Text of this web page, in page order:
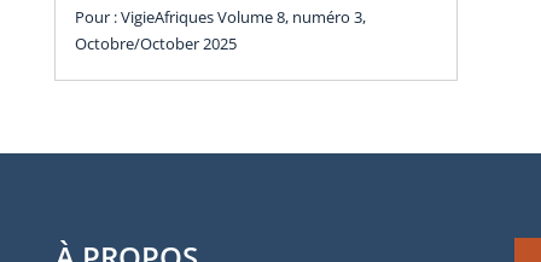
Pour : VigieAfriques Volume 8, numéro 3,
Octobre/October 2025